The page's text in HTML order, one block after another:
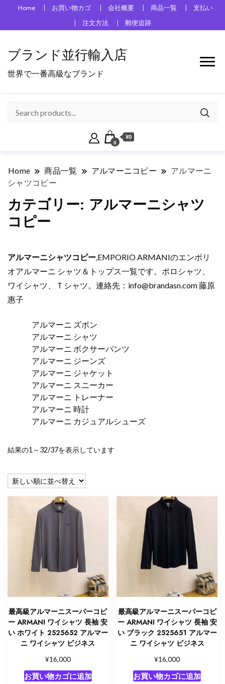
Home お買い物カゴ 会社概要 商品一覧
支払い
注文方法
郵便追跡
ブランド並行輸入店
世界で一番高級なブランド
0
¥0
Home 商品一覧 アルマーニコピー
アルマーニ
シャツコピー
カテゴリー: アルマーニシャツ
コピー
アルマーニシャツコピー,EMPORIO ARMANIのエンポリ
オアルマーニ シャツ＆トップス一覧です。ポロシャツ、
ワイシャツ、Ｔシャツ。連絡先： info@brandasn.com藤原
惠子
アルマーニ ズボン
アルマーニ シャツ
アルマーニ ボクサーパンツ
アルマーニ ジーンズ
アルマーニ ジャケット
アルマーニ スニーカー
アルマーニ トレーナー
アルマーニ 時計
アルマーニ カジュアルシューズ
結果の1～32/37を表示しています
最高級アルマーニスーパーコピ
ー ARMANI ワイシャツ 長袖 安
い ホワイト 2525652 アルマー
ニ ワイシャツ ビジネス
¥16,000
お買い物カゴに追加
最高級アルマーニスーパーコピ
ー ARMANI ワイシャツ 長袖 安
い ブラック 2525651 アルマー
ニ ワイシャツ ビジネス
¥16,000
お買い物カゴに追加